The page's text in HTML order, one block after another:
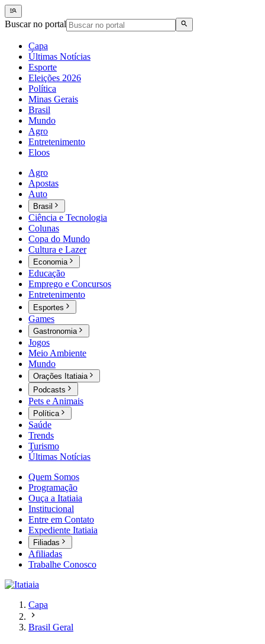
Buscar no portal
Capa
Últimas Notícias
Esporte
Eleições 2026
Política
Minas Gerais
Brasil
Mundo
Agro
Entretenimento
Eloos
Agro
Apostas
Auto
Brasil
Ciência e Tecnologia
Colunas
Copa do Mundo
Cultura e Lazer
Economia
Educação
Emprego e Concursos
Entretenimento
Esportes
Games
Gastronomia
Jogos
Meio Ambiente
Mundo
Orações Itatiaia
Podcasts
Pets e Animais
Política
Saúde
Trends
Turismo
Últimas Notícias
Quem Somos
Programação
Ouça a Itatiaia
Institucional
Entre em Contato
Expediente Itatiaia
Filiadas
Afiliadas
Trabalhe Conosco
Capa
Brasil Geral